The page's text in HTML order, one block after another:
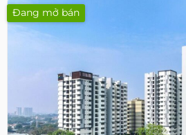
Đang mở bán